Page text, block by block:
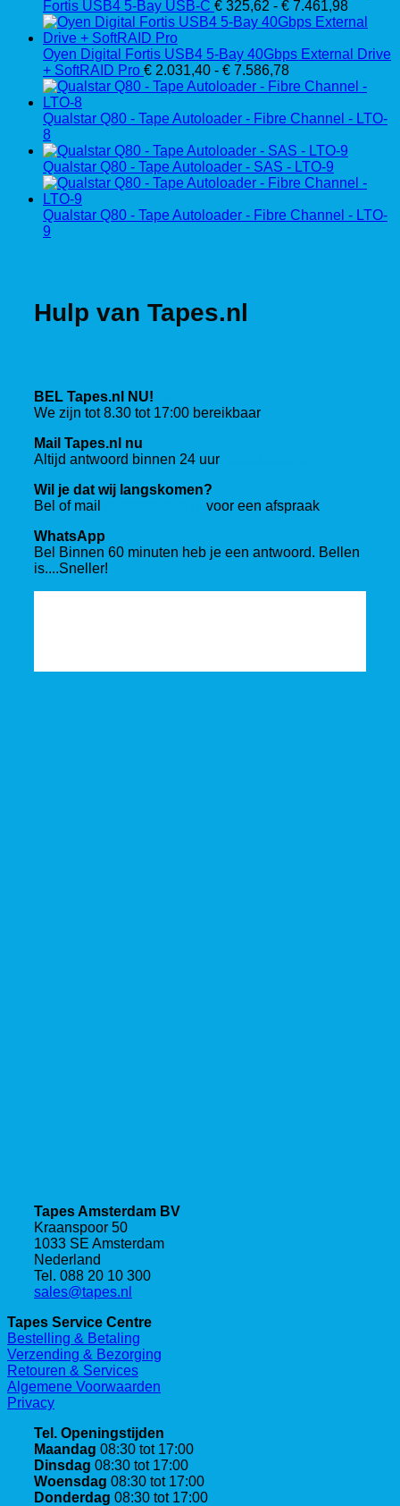
Fortis USB4 5-Bay USB-C € 325,62 - € 7.461,98
€
€
Oyen Digital Fortis USB4 5-Bay 40Gbps External Drive
+ SoftRAID Pro € 2.031,40 - € 7.586,78Prijsklasse:
€ 2.031,40
€ 7.586,78
Qualstar Q80 - Tape Autoloader - Fibre Channel - LTO-
8
Qualstar Q80 - Tape Autoloader - SAS - LTO-9
Qualstar Q80 - Tape Autoloader - Fibre Channel - LTO-
9
Hulp van Tapes.nl
BEL Tapes.nl NU!
We zijn tot 8.30 tot 17:00 bereikbaar
Mail Tapes.nl nu
Altijd antwoord binnen 24 uur
Wil je dat wij langskomen?
Bel of mail
voor een afspraak
WhatsApp
Bel Binnen 60 minuten heb je een antwoord. Bellen
is....Sneller!
Tapes Amsterdam BV
Kraanspoor 50
1033 SE Amsterdam
Nederland
Tel. 088 20 10 300
sales@tapes.nl
Tapes Service Centre
Bestelling & Betaling
Verzending & Bezorging
Retouren & Services
Algemene Voorwaarden
Privacy
Tel. Openingstijden
Maandag 08:30 tot 17:00
Dinsdag 08:30 tot 17:00
Woensdag 08:30 tot 17:00
Donderdag 08:30 tot 17:00